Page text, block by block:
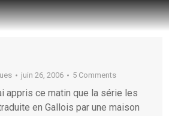
juin 26, 2006 5 Comments
appris ce matin que la série les
en Gallois par une maison